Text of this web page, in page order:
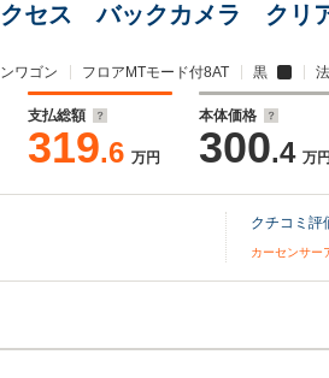
クセス バックカメラ クリ
ワゴン フロアMTモード付8AT 黒
支払総額
319.6 万円
本体価格
300.4 万円
クチコミ評
カーセンサー